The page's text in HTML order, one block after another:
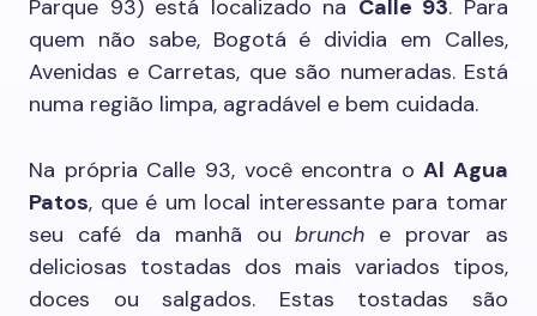
Parque 93) está localizado na Calle 93. Para
quem não sabe, Bogotá é dividia em Calles,
Avenidas e Carretas, que são numeradas. Está
numa região limpa, agradável e bem cuidada.
Na própria Calle 93, você encontra oAl Agua
Patos, que é um local interessante para tomar
seu café da manhã oubrunch e provar as
deliciosas tostadas dos mais variados tipos,
doces ou salgados. Estas tostadas são